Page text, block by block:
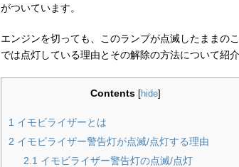
がついています。
エンジンを切っても、このランプが点滅したままの
では点灯している理由とその解除の方法について紹
Contents [hide]
1 イモビライザーとは
2 イモビライザー警告灯が点滅/点灯する理由
2.1 イモビライザー警告灯の点滅/点灯